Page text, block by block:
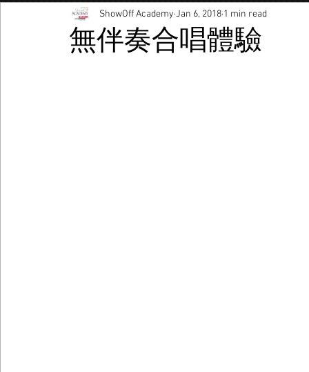
無伴奏合唱體驗
ShowOff Academy Jan 6, 2018 1 min read